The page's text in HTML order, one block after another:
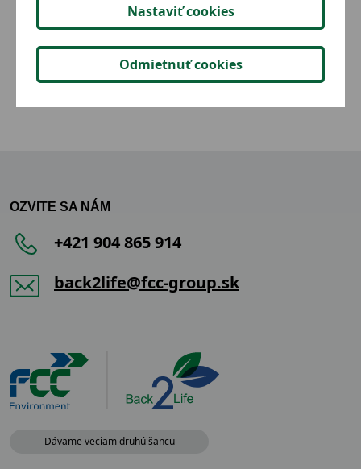
Detail 2,05 €
OZVITE SA NÁM
+421 904 865 914
back2life@fcc-group.sk
Dávame veciam druhú šancu
Nastaviť cookies
Odmietnuť cookies